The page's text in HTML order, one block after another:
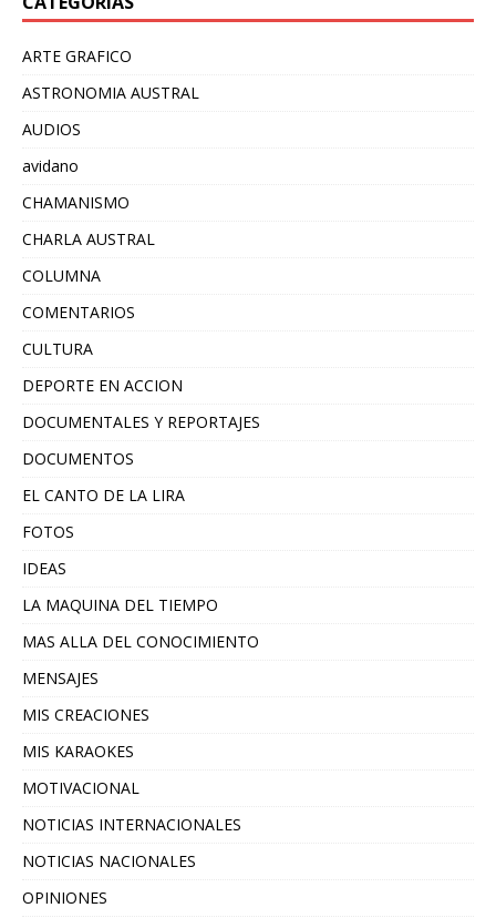
ARTE GRAFICO
ASTRONOMIA AUSTRAL
AUDIOS
avidano
CHAMANISMO
CHARLA AUSTRAL
COLUMNA
COMENTARIOS
CULTURA
DEPORTE EN ACCION
DOCUMENTALES Y REPORTAJES
DOCUMENTOS
EL CANTO DE LA LIRA
FOTOS
IDEAS
LA MAQUINA DEL TIEMPO
MAS ALLA DEL CONOCIMIENTO
MENSAJES
MIS CREACIONES
MIS KARAOKES
MOTIVACIONAL
NOTICIAS INTERNACIONALES
NOTICIAS NACIONALES
OPINIONES